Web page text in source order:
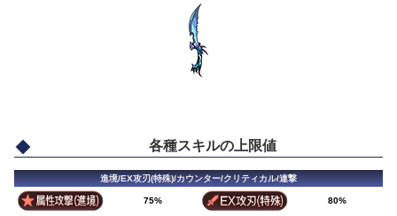
各種スキルの上限値
進境/EX攻刃(特殊)/カウンター/クリティカル/連撃
75% 80%